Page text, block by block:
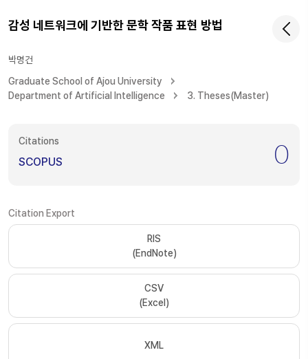
감성 네트워크에 기반한 문학 작품 표현 방법
박명건
Graduate School of Ajou University
Department of Artificial Intelligence
3. Theses(Master)
Citations
SCOPUS 0
Citation Export
RIS
(EndNote)
CSV
(Excel)
XML